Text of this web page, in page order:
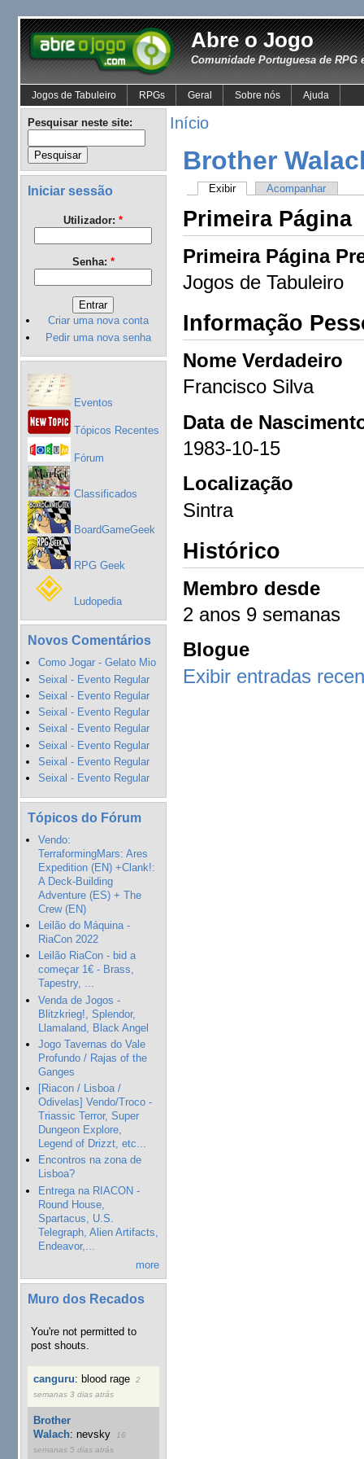
Abre o Jogo
Comunidade Portuguesa de RPG
Jogos de Tabuleiro RPGs Geral Sobre nós Ajuda
Pesquisar neste site:
Iniciar sessão
Utilizador: *
Senha: *
Criar uma nova conta
Pedir uma nova senha
Eventos
Tópicos Recentes
Fórum
Classificados
BoardGameGeek
RPG Geek
Ludopedia
Novos Comentários
Como Jogar - Gelato Mio
Seixal - Evento Regular
Seixal - Evento Regular
Seixal - Evento Regular
Seixal - Evento Regular
Seixal - Evento Regular
Seixal - Evento Regular
Seixal - Evento Regular
Tópicos do Fórum
Vendo:
TerraformingMars: Ares
Expedition (EN) +Clank!:
A Deck-Building
Adventure (ES) + The
Crew (EN)
Leilão do Máquina -
RiaCon 2022
Leilão RiaCon - bid a
começar 1€ - Brass,
Tapestry, ...
Venda de Jogos -
Blitzkrieg!, Splendor,
Llamaland, Black Angel
Jogo Tavernas do Vale
Profundo / Rajas of the
Ganges
[Riacon / Lisboa /
Odivelas] Vendo/Troco -
Triassic Terror, Super
Dungeon Explore,
Legend of Drizzt, etc...
Encontros na zona de
Lisboa?
Entrega na RIACON -
Round House,
Spartacus, U.S.
Telegraph, Alien Artifacts,
Endeavor,...
more
Muro dos Recados
You're not permitted to
post shouts.
canguru: blood rage
2
semanas 3 dias atrás
Brother
Walach:nevsky
16
semanas 5 dias atrás
Início
Brother
Exibir Acompanhar
Primeira Página
Primeira Página
Jogos de Tabuleiro
Informação
Nome Verdadeiro
Francisco Silva
Data de
1983-10-15
Localização
Sintra
Histórico
Membro desde
2 anos 9 semanas
Blogue
Exibir entradas